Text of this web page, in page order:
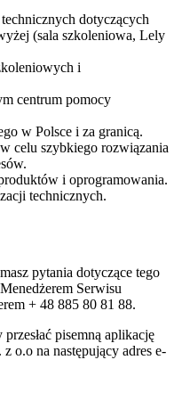
dotyczących
(sala szkoleniowa, Lely
i
centrum pomocy
w Polsce i za granicą.
w celu szybkiego rozwiązania
i oprogramowania.
technicznych.
pytania dotyczące tego
Serwisu
+ 48 885 80 81 88.
pisemną aplikację
o.o na następujący adres e-